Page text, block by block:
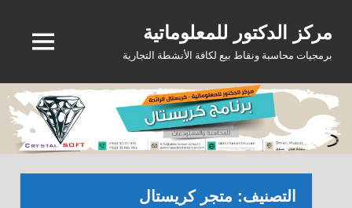
content
مركز الدكتور للمعلوماتية
برمجيات محاسبة ونقاط بيع لكافة الأنشطة التجارية MENU
التصنيف: متجر كريستال